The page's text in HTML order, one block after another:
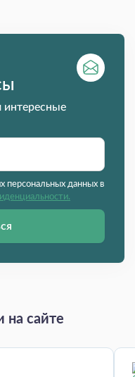
персональных данных в
на сайте